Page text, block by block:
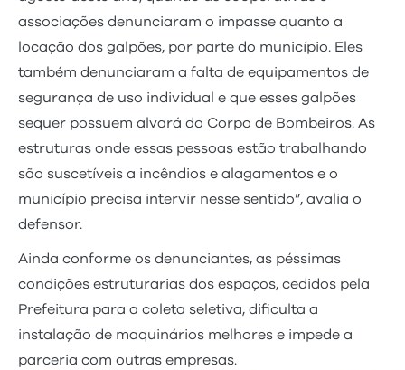
associações denunciaram o impasse quanto a
locação dos galpões, por parte do município. Eles
também denunciaram a falta de equipamentos de
segurança de uso individual e que esses galpões
sequer possuem alvará do Corpo de Bombeiros. As
estruturas onde essas pessoas estão trabalhando
são suscetíveis a incêndios e alagamentos e o
município precisa intervir nesse sentido”, avalia o
defensor.
Ainda conforme os denunciantes, as péssimas
condições estruturarias dos espaços, cedidos pela
Prefeitura para a coleta seletiva, dificulta a
instalação de maquinários melhores e impede a
parceria com outras empresas.